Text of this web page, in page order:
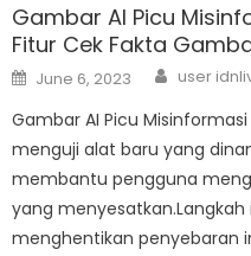
Gambar AI Picu
Fitur Cek Fakta
Posted
on
June 6, 2023 Author
user
Gambar AI Picu
menguji alat baru yang
membantu pengguna
yang
menghentikan penyebaran